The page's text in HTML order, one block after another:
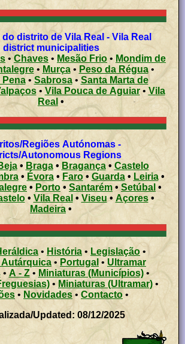
Vila Real
district municipalities
• Chaves • Mesão Frio • Mondim de
• Murça• Peso da Régua•
Pena• Sabrosa• Santa Marta de
• Vila Pouca de Aguiar• Vila
Real •
Regiões Autónomas -
Autonomous Regions
• Braga• Bragança•Castelo
• Évora•Faro• Guarda• Leiria•
• Porto • Santarém • Setúbal •
• Vila Real • Viseu• Açores •
Madeira •
• História • Legislação •
Autárquica • Portugal • Ultramar
•A - Z• Miniaturas (Municípios)•
•Miniaturas (Ultramar) •
• Novidades• Contacto •
Updated: 08/12/2025